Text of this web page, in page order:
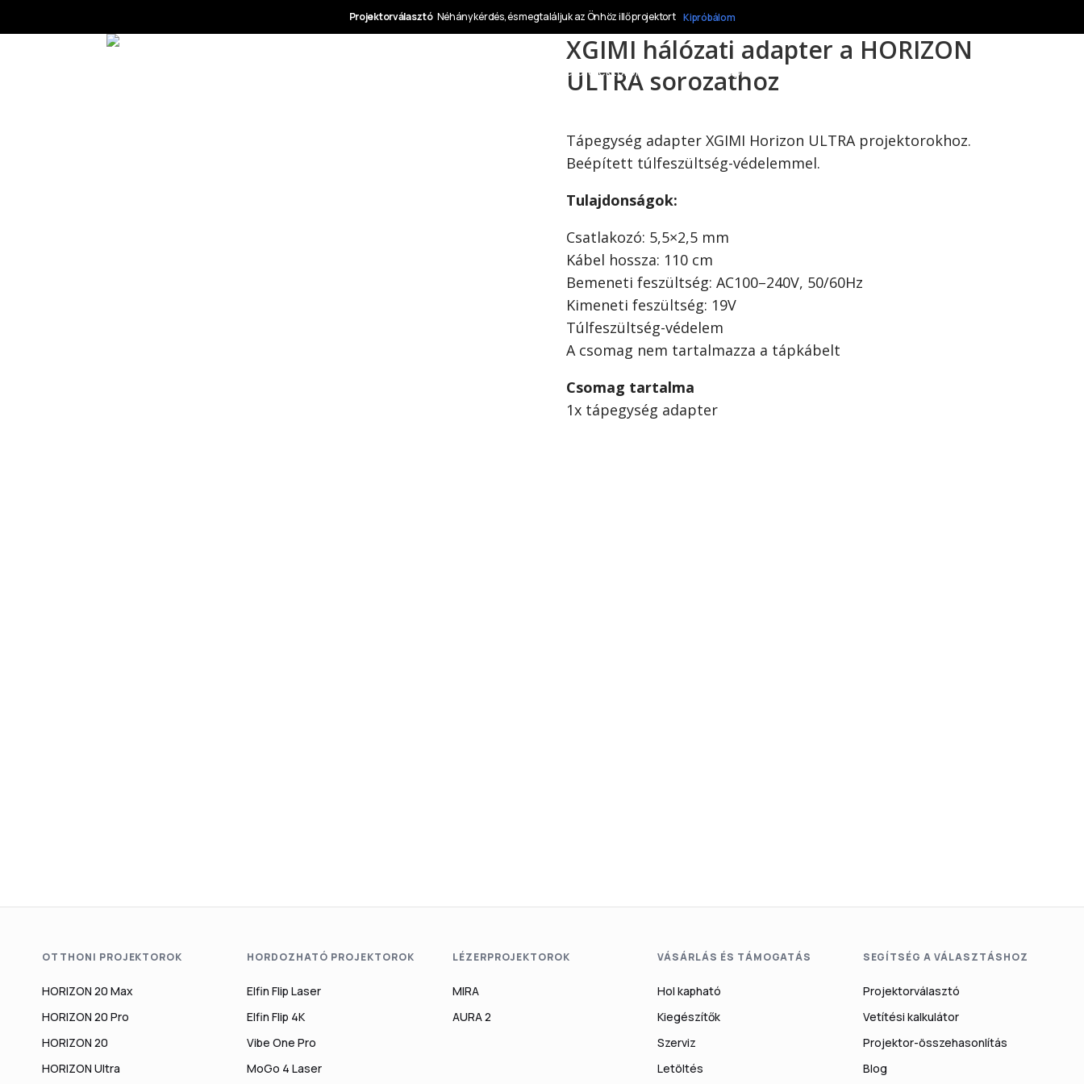
XGIMI hálózati adapter a HORIZON
ULTRA sorozathoz
Tápegység adapter XGIMI Horizon ULTRA projektorokhoz.
Beépített túlfeszültség-védelemmel.
Tulajdonságok:
Csatlakozó: 5,5×2,5 mm
Kábel hossza: 110 cm
Bemeneti feszültség: AC100–240V, 50/60Hz
Kimeneti feszültség: 19V
Túlfeszültség-védelem
A csomag nem tartalmazza a tápkábelt
Csomag tartalma
1x tápegység adapter
OTTHONI PROJEKTOROK
HORIZON 20 Max
HORIZON 20 Pro
HORIZON 20
HORIZON Ultra
HORDOZHATÓ PROJEKTOROK
Elfin Flip Laser
Elfin Flip 4K
Vibe One Pro
MoGo 4 Laser
LÉZERPROJEKTOROK
MIRA
AURA 2
VÁSÁRLÁS ÉS TÁMOGATÁS
Hol kapható
Kiegészítők
Szerviz
Letöltés
SEGÍTSÉG A VÁLASZTÁSHOZ
Projektorválasztó
Vetítési kalkulátor
Projektor-összehasonlítás
Blog